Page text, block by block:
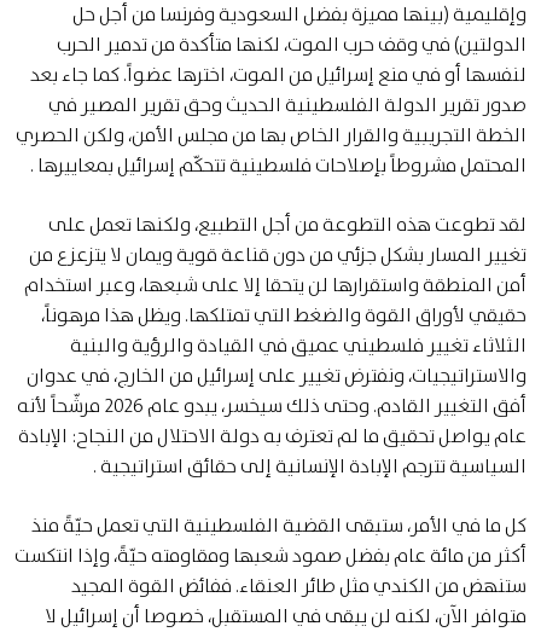
وإقليمية (بينها مميزة بفضل السعودية وفرنسا من أجل حل
الدولتين) في وقف حرب الموت، لكنها متأكدة من تدمير الحرب
لنفسها أو في منع إسرائيل من الموت، اخترها عضواً. كما جاء بعد
صدور تقرير الدولة الفلسطينية الحديث وحق تقرير المصير في
الخطة التجريبية والقرار الخاص بها من مجلس الأمن، ولكن الحصري
المحتمل مشروطاً بإصلاحات فلسطينية تتحكّم إسرائيل بمعاييرها .
لقد تطوعت هذه التطوعة من أجل التطبيع، ولكنها تعمل على
تغيير المسار بشكل جزئي من دون قناعة قوية ويمان لا يتزعزع من
أمن المنطقة واستقرارها لن يتحقا إلا على شبعها، وعبر استخدام
حقيقي لأوراق القوة والضغط التي تمتلكها. ويظل هذا مرهوناً،
الثلاثاء تغيير فلسطيني عميق في القيادة والرؤية والبنية
والاستراتيجيات، ونفترض تغيير على إسرائيل من الخارج، في عدوان
أفق التغيير القادم. وحتى ذلك سيخسر، يبدو عام 2026 مرشّحاً لأنه
عام يواصل تحقيق ما لم تعترف به دولة الاحتلال من النجاح: الإبادة
السياسية تترجم الإبادة الإنسانية إلى حقائق استراتيجية .
كل ما في الأمر، ستبقى القضية الفلسطينية التي تعمل حيّةً منذ
أكثر من مائة عام بفضل صمود شعبها ومقاومته حيّةً، وإذا انتكست
ستنهض من الكندي مثل طائر العنقاء. ففائض القوة المجيد
متوافر الآن، لكنه لن يبقى في المستقبل، خصوصا أن إسرائيل لا